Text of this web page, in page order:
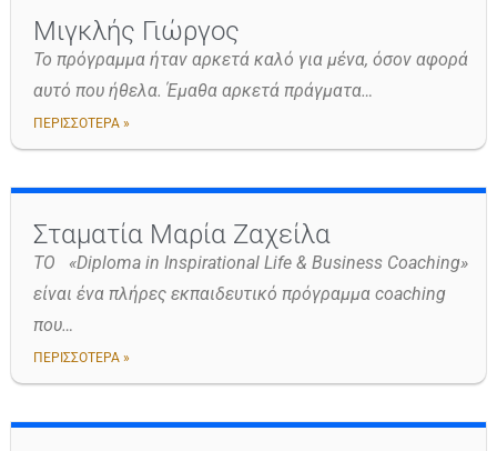
Μιγκλής Γιώργος
Το πρόγραμμα ήταν αρκετά καλό για μένα, όσον αφορά
αυτό που ήθελα. Έμαθα αρκετά πράγματα…
ΠΕΡΙΣΣΟΤΕΡΑ »
Σταματία Μαρία Ζαχείλα
ΤΟ «Diploma in Inspirational Life & Business Coaching»
είναι ένα πλήρες εκπαιδευτικό πρόγραμμα coaching
που…
ΠΕΡΙΣΣΟΤΕΡΑ »